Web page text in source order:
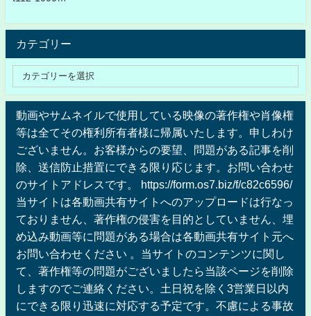
カテゴリー
動画やサムネイルで使用している映像の著作権や肖像権
等は全てその権利所有者様に帰属いたします。申しわけ
ございません。お客様からの要望、問題がある記事を削
除、送信防止措置にできる限り応じます。お問い合わせ
のサイトアドレスです。 https://form.os7.biz/f/c82c6596/
当サイトは各動画共有サイトへのアップロードは行なっ
ておりません、著作権の侵害を目的としていません、埋
め込み動画等に問題がある場合は各動画共有サイト元へ
お問い合わせください 。当サイトのコンテンツに関し
て、著作権等の問題がございましたら当該ページを削除
しますのでご連絡ください。土日祝を除く3営業日以内
にできる限り迅速に対応する予定です。不慮による事故